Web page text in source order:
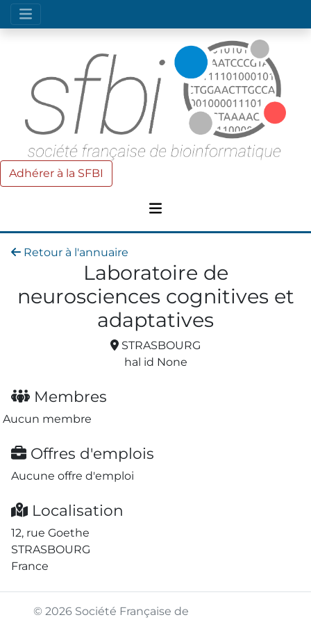
Adhérer à la SFBI
Retour à l'annuaire
Laboratoire de
neurosciences cognitives et
adaptatives
STRASBOURG
hal id None
Membres
Aucun membre
Offres d'emplois
Aucune offre d'emploi
Localisation
12, rue Goethe
STRASBOURG
France
© 2026 Société Française de